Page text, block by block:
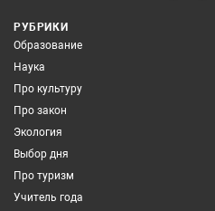
РУБРИКИ
Образование
Наука
Про культуру
Про закон
Экология
Выбор дня
Про туризм
Учитель года